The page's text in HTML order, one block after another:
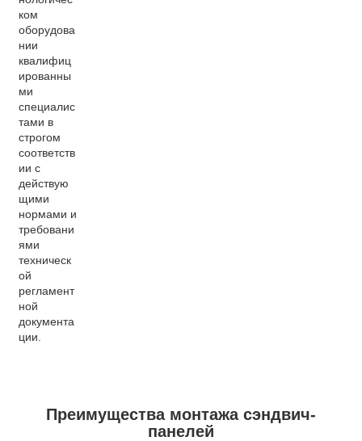
ком
оборудова
нии
квалифиц
ированны
ми
специалис
тами в
строгом
соответств
ии с
действую
щими
нормами и
требовани
ями
техническ
ой
регламент
ной
документа
ции.
Преимущества монтажа сэндвич-
панелей